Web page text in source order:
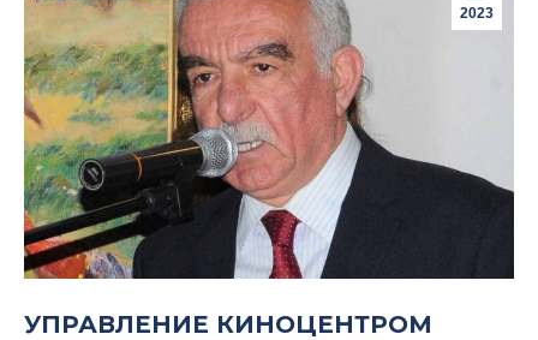
2023
УПРАВЛЕНИЕ КИНОЦЕНТРОМ